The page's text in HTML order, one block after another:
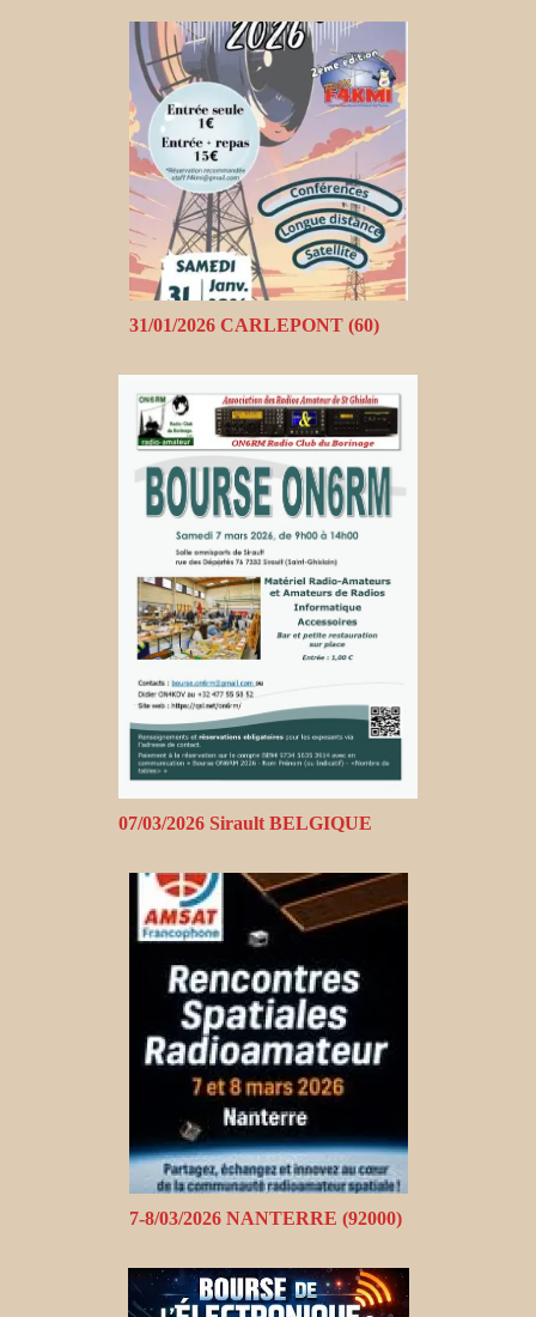
31/01/2026 CARLEPONT (60)
07/03/2026 Sirault BELGIQUE
7-8/03/2026 NANTERRE (92000)